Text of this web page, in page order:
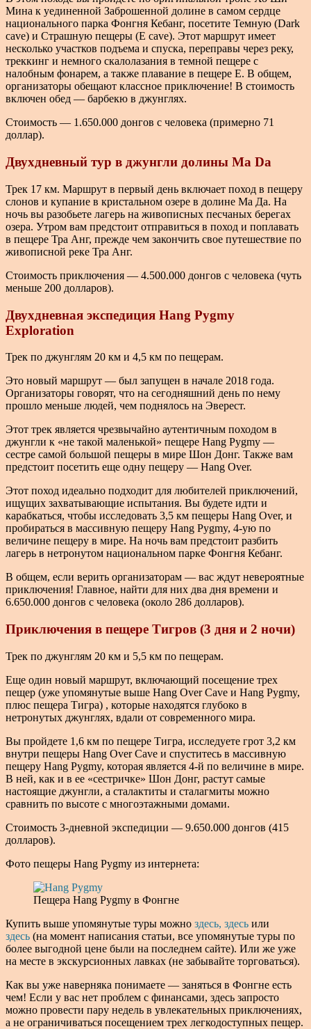
Мина к уединенной Заброшенной долине в самом сердце
национального парка Фонгня Кебанг, посетите Темную (Dark
cave) и Страшную пещеры (E cave). Этот маршрут имеет
несколько участков подъема и спуска, переправы через реку,
треккинг и немного скалолазания в темной пещере с
налобным фонарем, а также плавание в пещере Е. В общем,
организаторы обещают классное приключение! В стоимость
включен обед — барбекю в джунглях.
Стоимость — 1.650.000 донгов с человека (примерно 71
доллар).
Двухдневный тур в джунгли долины Ma Da
Трек 17 км. Маршрут в первый день включает поход в пещеру
слонов и купание в кристальном озере в долине Ма Да. На
ночь вы разобьете лагерь на живописных песчаных берегах
озера. Утром вам предстоит отправиться в поход и поплавать
в пещере Тра Анг, прежде чем закончить свое путешествие по
живописной реке Тра Анг.
Стоимость приключения — 4.500.000 донгов с человека (чуть
меньше 200 долларов).
Двухдневная экспедиция Hang Pygmy
Exploration
Трек по джунглям 20 км и 4,5 км по пещерам.
Это новый маршрут — был запущен в начале 2018 года.
Организаторы говорят, что на сегодняшний день по нему
прошло меньше людей, чем поднялось на Эверест.
Этот трек является чрезвычайно аутентичным походом в
джунгли к «не такой маленькой» пещере Hang Pygmy —
сестре самой большой пещеры в мире Шон Донг. Также вам
предстоит посетить еще одну пещеру — Hang Over.
Этот поход идеально подходит для любителей приключений,
ищущих захватывающие испытания. Вы будете идти и
карабкаться, чтобы исследовать 3,5 км пещеры Hang Over, и
пробираться в массивную пещеру Hang Pygmy, 4-ую по
величине пещеру в мире. На ночь вам предстоит разбить
лагерь в нетронутом национальном парке Фонгня Кебанг.
В общем, если верить организаторам — вас ждут невероятные
приключения! Главное, найти для них два дня времени и
6.650.000 донгов с человека (около 286 долларов).
Приключения в пещере Тигров (3 дня и 2 ночи)
Трек по джунглям 20 км и 5,5 км по пещерам.
Еще один новый маршрут, включающий посещение трех
пещер (уже упомянутые выше Hang Over Cave и Hang Pygmy,
плюс пещера Тигра) , которые находятся глубоко в
нетронутых джунглях, вдали от современного мира.
Вы пройдете 1,6 км по пещере Тигра, исследуете грот 3,2 км
внутри пещеры Hang Over Cave и спуститесь в массивную
пещеру Hang Pygmy, которая является 4-й по величине в мире.
В ней, как и в ее «сестричке» Шон Донг, растут самые
настоящие джунгли, а сталактиты и сталагмиты можно
сравнить по высоте с многоэтажными домами.
Стоимость 3-дневной экспедиции — 9.650.000 донгов (415
долларов).
Фото пещеры Hang Pygmy из интернета:
Пещера Hang Pygmy в Фонгне
Купить выше упомянутые туры можно здесь, здесь или
здесь (на момент написания статьи, все упомянутые туры по
более выгодной цене были на последнем сайте). Или же уже
на месте в экскурсионных лавках (не забывайте торговаться).
Как вы уже наверняка понимаете — заняться в Фонгне есть
чем! Если у вас нет проблем с финансами, здесь запросто
можно провести пару недель в увлекательных приключениях,
а не ограничиваться посещением трех легкодоступных пещер.